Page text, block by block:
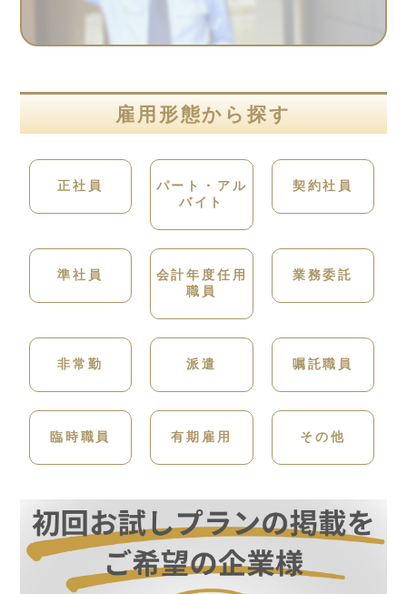
雇用形態から探す
正社員
パート・アル
バイト
契約社員
準社員
会計年度任用
職員
業務委託
非常勤 派遣 嘱託職員
臨時職員 有期雇用 その他